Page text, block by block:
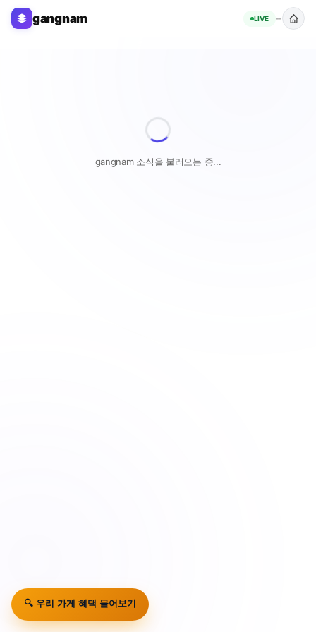
gangnam LIVE --
gangnam 소식을 불러오는 중...
🔍 우리 가게 혜택 물어보기